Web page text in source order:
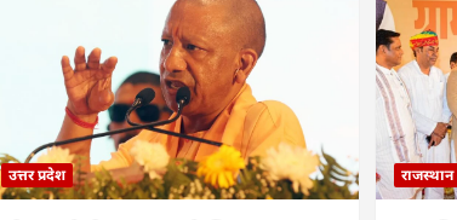
उत्तर प्रदेश राजस्थान